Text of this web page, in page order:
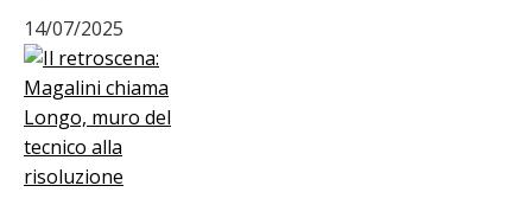
14/07/2025